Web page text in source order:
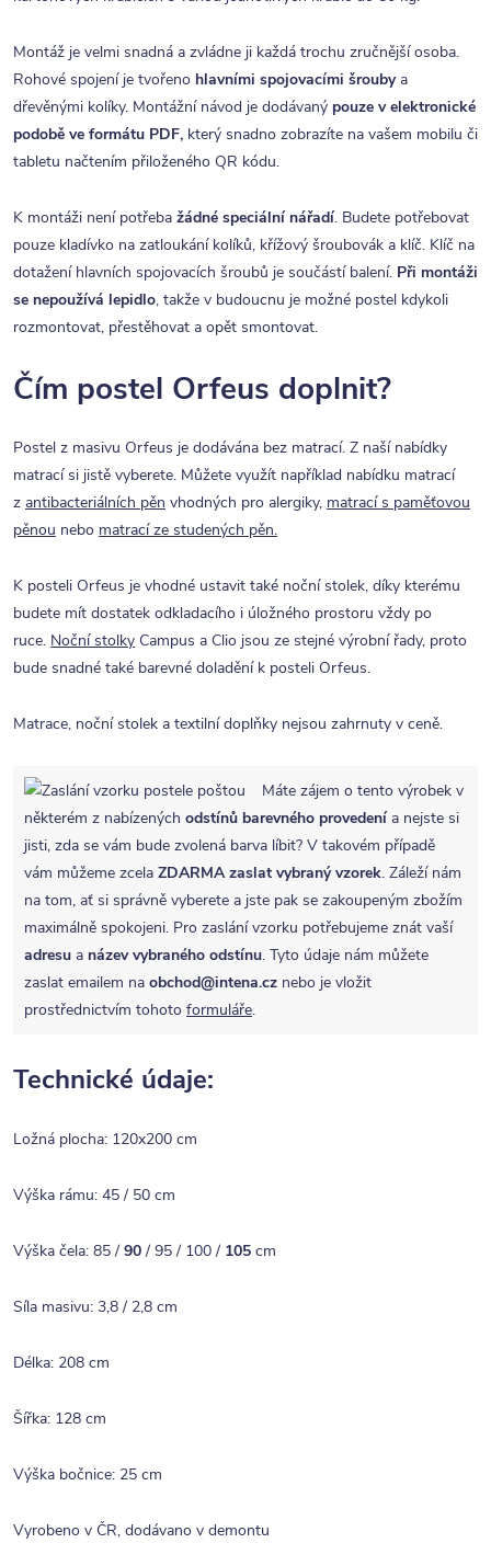
Montáž je velmi snadná a zvládne ji každá trochu zručnější osoba.
Rohové spojení je tvořeno hlavními spojovacími šroubya
dřevěnými kolíky. Montážní návod je dodávaný pouze v elektronické
podobě ve formátu PDF, který snadno zobrazíte na vašem mobilu či
tabletu načtením přiloženého QR kódu.
K montáži není potřeba žádné speciální nářadí. Budete potřebovat
pouze kladívko na zatloukání kolíků, křížový šroubovák a klíč. Klíč na
dotažení hlavních spojovacích šroubů je součástí balení. Při montáži
se nepoužívá lepidlo, takže v budoucnu je možné postel kdykoli
rozmontovat, přestěhovat a opět smontovat.
Čím postel Orfeus doplnit?
Postel z masivu Orfeus je dodávána bez matrací. Z naší nabídky
matrací si jistě vyberete. Můžete využít například nabídku matrací
z antibacteriálních pěn vhodných pro alergiky, matrací s paměťovou
pěnou nebo matrací ze studených pěn.
K posteli Orfeus je vhodné ustavit také noční stolek, díky kterému
budete mít dostatek odkladacího i úložného prostoru vždy po
ruce. Noční stolky Campus a Clio jsou ze stejné výrobní řady, proto
bude snadné také barevné doladění k posteli Orfeus.
Matrace, noční stolek a textilní doplňky nejsou zahrnuty v ceně.
Máte zájem o tento výrobek v
některém z nabízených odstínů barevného provedení a nejste si
jisti, zda se vám bude zvolená barva líbit? V takovém případě
vám můžeme zcela ZDARMA zaslat vybraný vzorek. Záleží nám
na tom, ať si správně vyberete a jste pak se zakoupeným zbožím
maximálně spokojeni. Pro zaslání vzorku potřebujeme znát vaší
adresu a název vybraného odstínu. Tyto údaje nám můžete
zaslat emailem na obchod@intena.cz nebo je vložit
prostřednictvím tohoto formuláře.
Technické údaje:
Ložná plocha: 120x200 cm
Výška rámu: 45 / 50 cm
Výška čela: 85 / 90/ 95 / 100 / 105 cm
Síla masivu: 3,8 / 2,8 cm
Délka: 208 cm
Šířka: 128 cm
Výška bočnice: 25 cm
Vyrobeno v ČR, dodávano v demontu